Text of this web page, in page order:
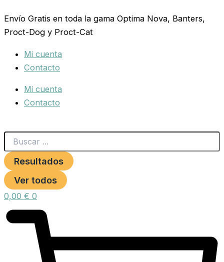
al
contenido
Envío Gratis en toda la gama Optima Nova, Banters,
Proct-Dog y Proct-Cat
Mi cuenta
Contacto
Mi cuenta
Contacto
...
Resultados
Ver todos
0,00 € 0
NUEVO
CLASSIC
XS
Negro
cantidad